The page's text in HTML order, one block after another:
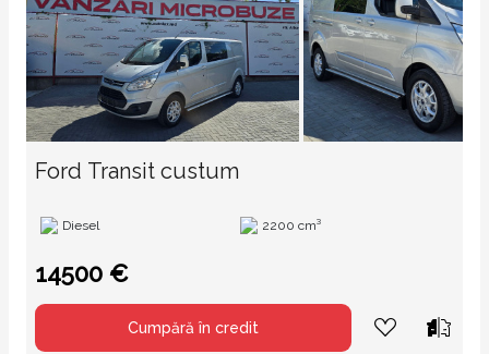
Ford Transit custum
Diesel 2200 cm³
14500 €
Cumpără în credit